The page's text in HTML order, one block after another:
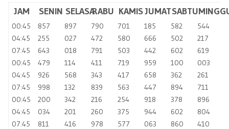
JAM SENIN SELASARABU KAMISJUMATSABTU
00:45 857 897 790 701 185 582
544
04:45
255 027 472 580 666 502
217
07:45
643 018 791 503 442 602
619
00:45
479 114 411 719 959 100
003
04:45
926 568 343 417 658 362
261
07:45
998 132 839 563 447 894
711
00:45
200 342 216 254 918 378
896
04:45
034 201 260 375 944 602
804
07:45
811 416 978 577 063 860
410